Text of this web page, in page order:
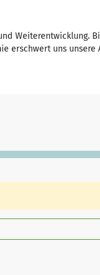
Weiterentwicklung.
erschwert uns